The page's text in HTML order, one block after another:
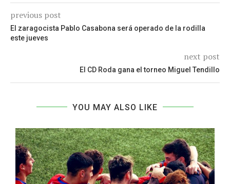
previous post
El zaragocista Pablo Casabona será operado de la rodilla
este jueves
next post
El CD Roda gana el torneo Miguel Tendillo
YOU MAY ALSO LIKE